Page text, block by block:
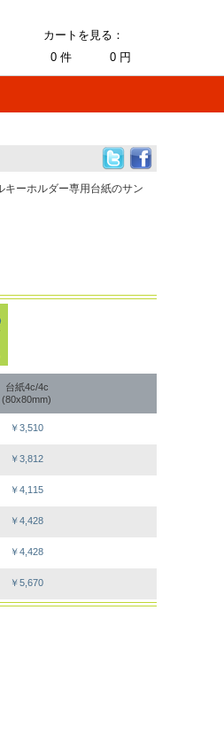
カートを見る：
0 件 0 円
台紙4c/4c
(80x80mm)
￥3,510
￥3,812
￥4,115
￥4,428
￥4,428
￥5,670